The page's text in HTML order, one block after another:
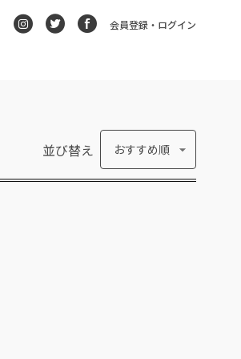
会員登録・ログイン
並び替え おすすめ順